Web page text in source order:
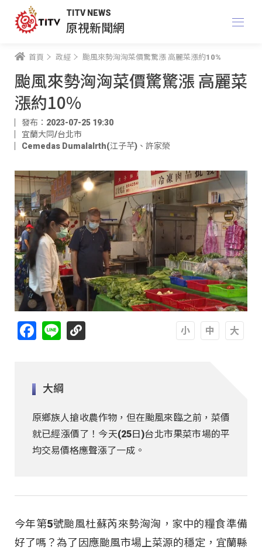
TITV NEWS
原視新聞網
首頁 政經 颱風來勢洶洶菜價驚驚漲 高麗菜漲約10%
颱風來勢洶洶菜價驚驚漲 高麗菜
漲約10%
發布：2023-07-25 19:30
宜蘭大同/台北市
Cemedas Dumalalrth(江子芊) 、 許家榮
Facebook
Line
大綱
原鄉族人搶收農作物，但在颱風來臨之前，菜價
就已經漲價了！今天(25日)台北市果菜市場的平
均交易價格應聲漲了一成。
今年第5號颱風杜蘇芮來勢洶洶，家中的糧食準備
好了嗎？為了因應颱風市場上菜源的穩定，宜蘭縣